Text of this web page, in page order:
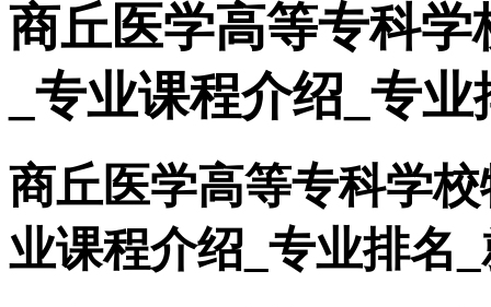
商丘医学高等专科
_专业课程介绍_专
商丘医学高等专科学
业课程介绍_专业排名